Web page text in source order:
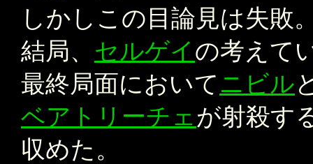
しかしこの目論見は失敗
結局、 セルゲイ の考えて
最終局面において ニビル
ベアトリーチェが射殺す
収めた。